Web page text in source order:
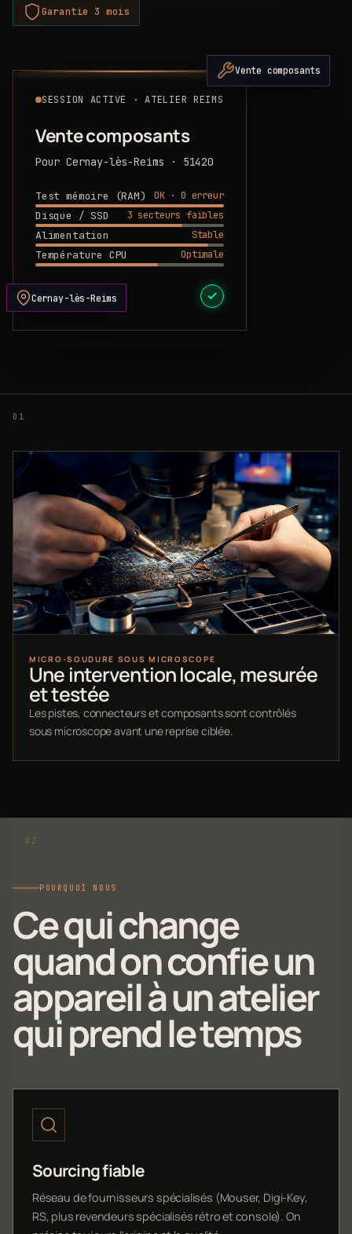
Garantie 3 mois
SESSION ACTIVE · ATELIER REIMS
Vente composants
Pour Cernay-lès-Reims · 51420
Test mémoire (RAM)
OK · 0 erreur
Disque / SSD
3 secteurs faibles
Alimentation
Stable
Température CPU
Optimale
DEVIS PRÊT
Vente composants
Cernay-lès-Reims
MICRO-SOUDURE SOUS MICROSCOPE
Une intervention locale, mesurée
et testée
Les pistes, connecteurs et composants sont contrôlés
sous microscope avant une reprise ciblée.
POURQUOI NOUS
Ce qui change
quand on confie un
appareil à un atelier
qui prend le temps
Sourcing fiable
Réseau de fournisseurs spécialisés (Mouser, Digi-Key,
RS, plus revendeurs spécialisés rétro et console). On